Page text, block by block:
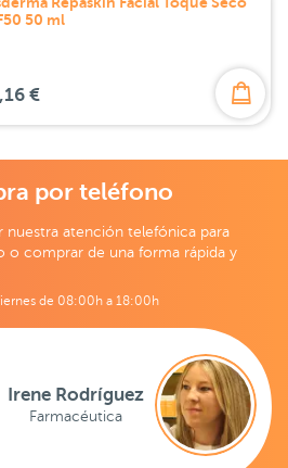
50 ml
€
por teléfono
nuestra atención telefónica para
o comprar de una forma rápida y
de 08:00h a 18:00h
Irene Rodríguez
Farmacéutica